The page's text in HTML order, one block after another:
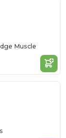
Muscle